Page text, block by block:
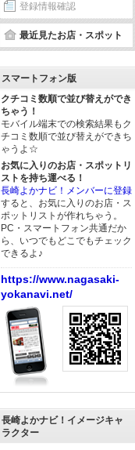
登録情報確認
最近見たお店・スポット
スマートフォン版
クチコミ数順で並び替えができ
ちゃう！
モバイル端末での検索結果もク
チコミ数順で並び替えができち
ゃうよ☆
お気に入りのお店・スポットリ
ストを持ち運べる！
長崎よかナビ！メンバーに登録
すると、お気に入りのお店・ス
ポットリストが作れちゃう。
PC・スマートフォン共通だか
ら、いつでもどこでもチェック
できるよ♪
https://www.nagasaki-
yokanavi.net/
長崎よかナビ！イメージキャ
ラクター